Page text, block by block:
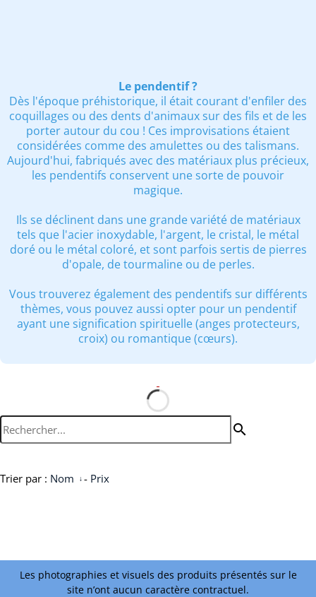
Le pendentif ?
Dès l'époque préhistorique, il était courant d'enfiler des
coquillages ou des dents d'animaux sur des fils et de les
porter autour du cou ! Ces improvisations étaient
considérées comme des amulettes ou des talismans.
Aujourd'hui, fabriqués avec des matériaux plus précieux,
les pendentifs conservent une sorte de pouvoir
magique.
Ils se déclinent dans une grande variété de matériaux
tels que l'acier inoxydable, l'argent, le cristal, le métal
doré ou le métal coloré, et sont parfois sertis de pierres
d'opale, de tourmaline ou de perles.
Vous trouverez également des pendentifs sur différents
thèmes, vous pouvez aussi opter pour un pendentif
ayant une signification spirituelle (anges protecteurs,
croix) ou romantique (cœurs).
search
Trier par : Nom - Prix
Les photographies et visuels des produits présentés sur le
site n’ont aucun caractère contractuel.